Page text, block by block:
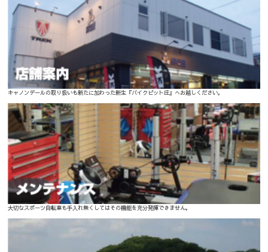
キャノンデールの取り扱いも新たに加わった新生『バイクピット庄』へお越しください。
大切なスポーツ自転車も手入れ無くしてはその機能を充分発揮できません。